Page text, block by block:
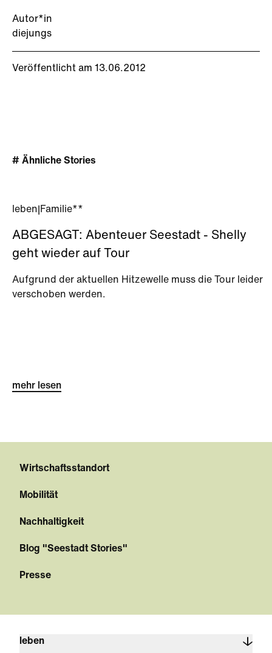
Autor*in
diejungs
Veröffentlicht am 13.06.2012
# Ähnliche Stories
leben Familie**
ABGESAGT: Abenteuer Seestadt - Shelly
geht wieder auf Tour
Aufgrund der aktuellen Hitzewelle muss die Tour leider
verschoben werden.
mehr lesen
Wirtschaftsstandort
Mobilität
Nachhaltigkeit
Blog "Seestadt Stories"
Presse
leben